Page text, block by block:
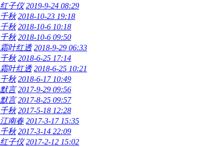
红子仪 2019-9-24 08:29
千秋 2018-10-23 19:18
千秋 2018-10-6 10:18
千秋 2018-10-6 09:50
霜叶红透 2018-9-29 06:33
千秋 2018-6-25 17:14
霜叶红透 2018-6-25 10:21
千秋 2018-6-17 10:49
默言 2017-9-29 09:56
默言 2017-8-25 09:57
千秋 2017-5-18 12:28
江南春 2017-3-17 15:35
千秋 2017-3-14 22:09
红子仪 2017-2-12 15:02